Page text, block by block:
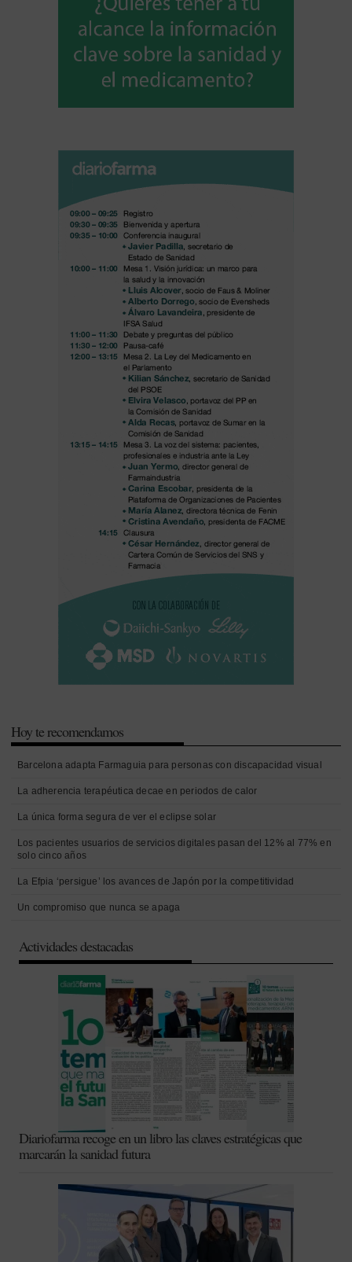
Hoy te recomendamos
Barcelona adapta Farmaguia para personas con discapacidad visual
La adherencia terapéutica decae en periodos de calor
La única forma segura de ver el eclipse solar
Los pacientes usuarios de servicios digitales pasan del 12% al 77% en
solo cinco años
La Efpia ‘persigue’ los avances de Japón por la competitividad
Un compromiso que nunca se apaga
Actividades destacadas
Diariofarma recoge en un libro las claves estratégicas que
marcarán la sanidad futura